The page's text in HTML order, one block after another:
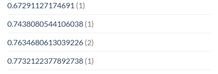
0.67291127174691 (1)
0.7438080544106038 (1)
0.7634680613039226 (2)
0.7732122377892738 (1)